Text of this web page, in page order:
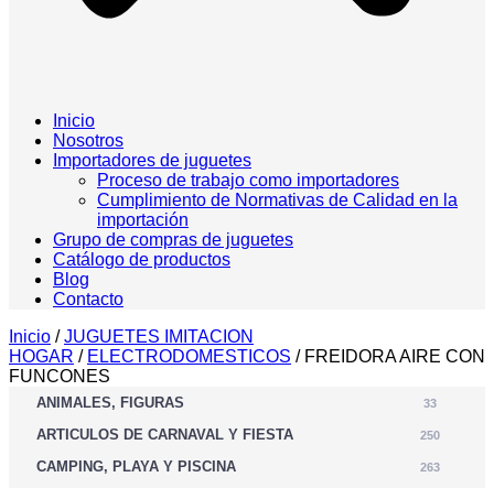
Inicio
Nosotros
Importadores de juguetes
Proceso de trabajo como importadores
Cumplimiento de Normativas de Calidad en la
importación
Grupo de compras de juguetes
Catálogo de productos
Blog
Contacto
Inicio /JUGUETES IMITACION
HOGAR / ELECTRODOMESTICOS / FREIDORA AIRE CON
FUNCONES
ANIMALES, FIGURAS 33
ARTICULOS DE CARNAVAL Y FIESTA 250
CAMPING, PLAYA Y PISCINA 263